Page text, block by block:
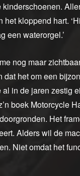
kloppend hart.
een waterorgel.’
nog maar
het om een
in de jaren zestig
boek Motorcycle
Het
Alders wil de
Niet omdat het